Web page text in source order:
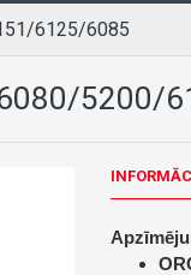
6125/6085
6080/